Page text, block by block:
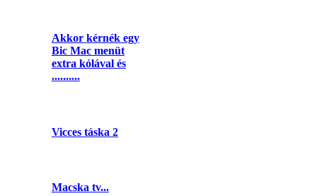
Akkor kérnék egy
Bic Mac menüt
extra kólával és
..........
Vicces táska 2
Macska tv...